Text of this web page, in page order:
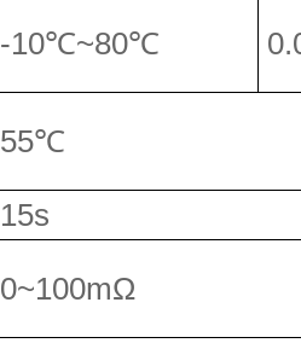
-10℃~80℃
55℃
15s
0~100mΩ